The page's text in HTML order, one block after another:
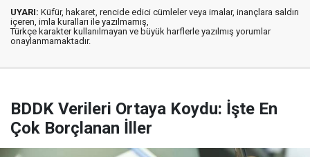
UYARI: Küfür, hakaret, rencide edici cümleler veya imalar, inançlara saldırı
içeren, imla kuralları ile yazılmamış,
Türkçe karakter kullanılmayan ve büyük harflerle yazılmış yorumlar
onaylanmamaktadır.
BDDK Verileri Ortaya Koydu: İşte En
Çok Borçlanan İller